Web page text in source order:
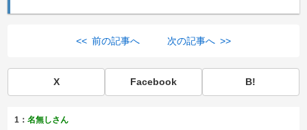
<< 前の記事へ 次の記事へ >>
X Facebook B!
1：名無しさん